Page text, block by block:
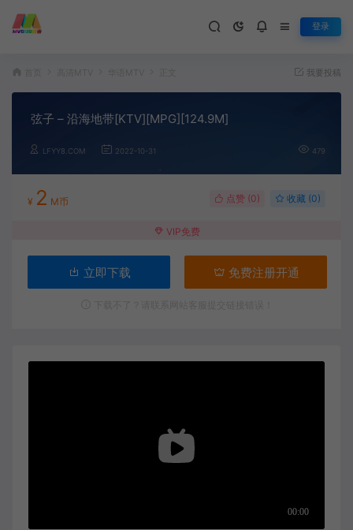
登录
我要投稿
弦子 – 沿海地带[KTV][MPG][124.9M]
LFYY8.COM 2022-10-31 479
¥ 2 M币 点赞 (0) 收藏 (0)
VIP免费
立即下载 免费注册开通